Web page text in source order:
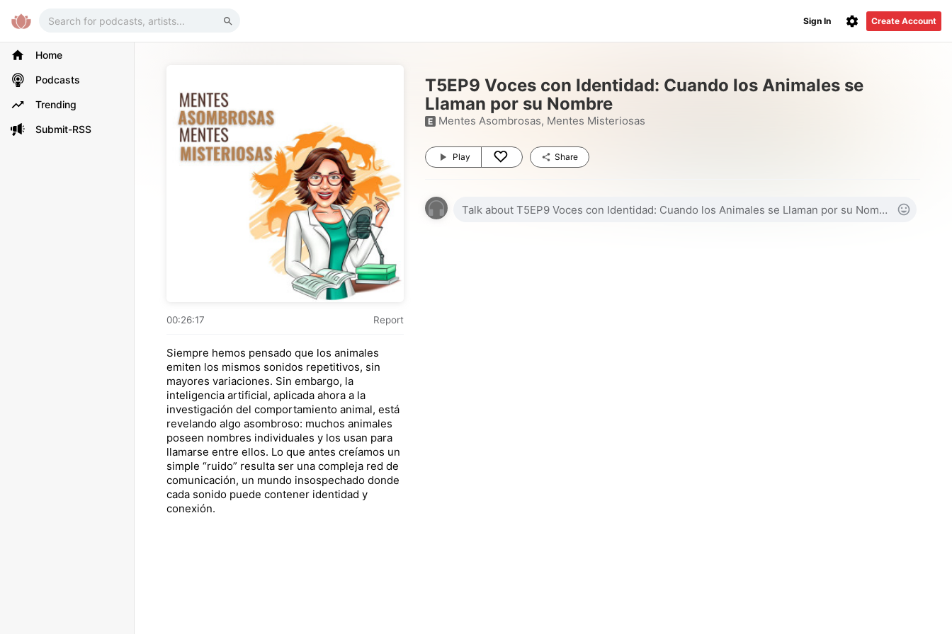
Create Account
Sign In
Home
Podcasts
Trending
Submit-RSS
00:26:17 Report
Siempre hemos pensado que los animales
emiten los mismos sonidos repetitivos, sin
mayores variaciones. Sin embargo, la
inteligencia artificial, aplicada ahora a la
investigación del comportamiento animal, está
revelando algo asombroso: muchos animales
poseen nombres individuales y los usan para
llamarse entre ellos. Lo que antes creíamos un
simple “ruido” resulta ser una compleja red de
comunicación, un mundo insospechado donde
cada sonido puede contener identidad y
conexión.
T5EP9 Voces con Identidad: Cuando los Animales se
Llaman por su Nombre
E Mentes Asombrosas, Mentes Misteriosas
Play Share